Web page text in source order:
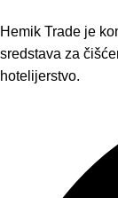
Hemik Trade je
sredstava za
hotelijerstvo.